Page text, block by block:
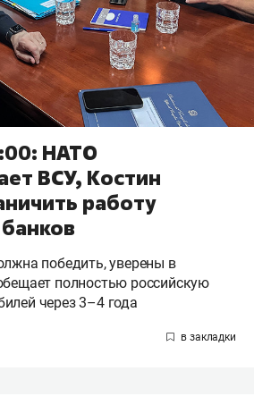
НАТО
ВСУ, Костин
работу
победить, уверены в
полностью российскую
через 3–4 года